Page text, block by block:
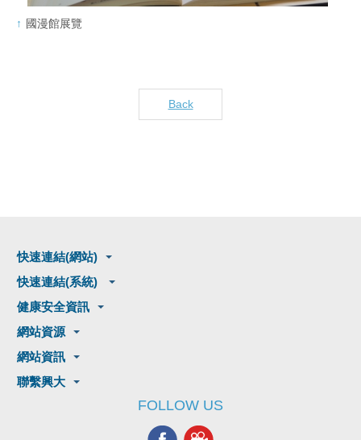
國漫館展覽
Back
快速連結(網站)
快速連結(系統)
健康安全資訊
網站資源
網站資訊
聯繫興大
FOLLOW US